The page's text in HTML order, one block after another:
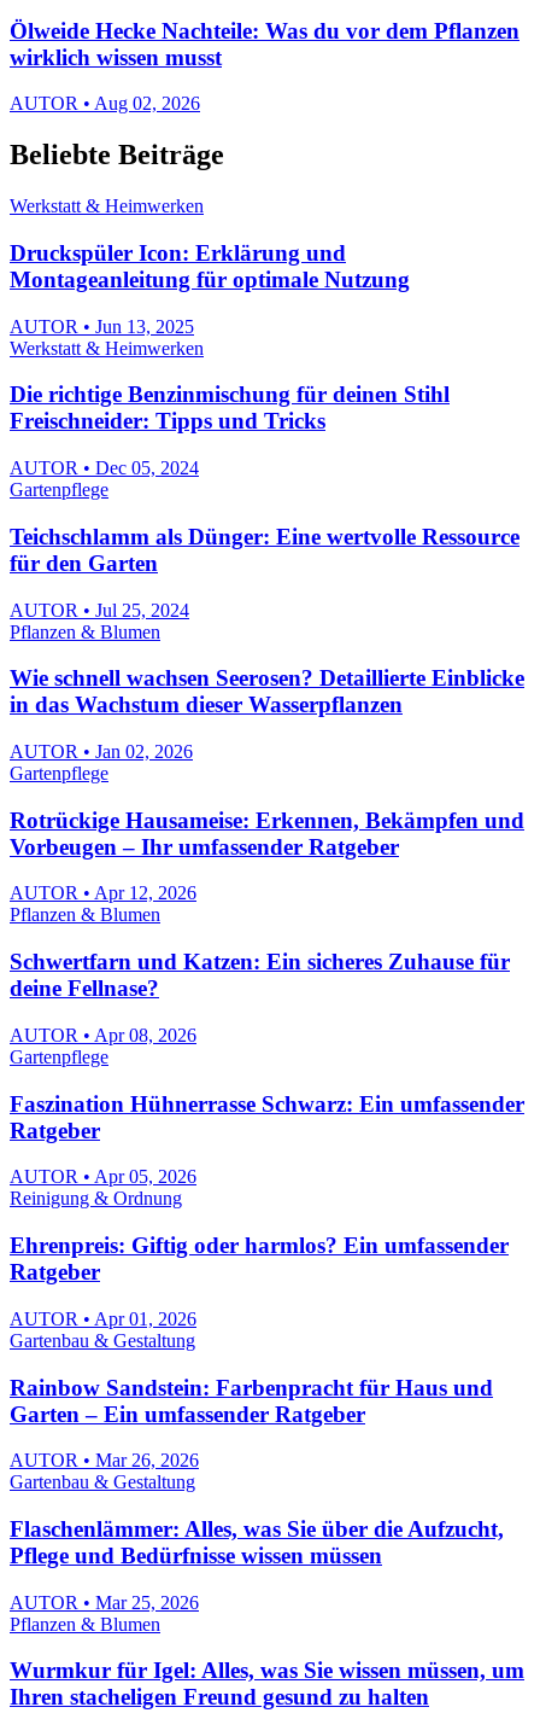
Ölweide Hecke Nachteile: Was du vor dem Pflanzen
wirklich wissen musst
AUTOR • Aug 02, 2026
Beliebte Beiträge
Werkstatt & Heimwerken
Druckspüler Icon: Erklärung und
Montageanleitung für optimale Nutzung
AUTOR • Jun 13, 2025
Werkstatt & Heimwerken
Die richtige Benzinmischung für deinen Stihl
Freischneider: Tipps und Tricks
AUTOR • Dec 05, 2024
Gartenpflege
Teichschlamm als Dünger: Eine wertvolle Ressource
für den Garten
AUTOR • Jul 25, 2024
Pflanzen & Blumen
Wie schnell wachsen Seerosen? Detaillierte Einblicke
in das Wachstum dieser Wasserpflanzen
AUTOR • Jan 02, 2026
Gartenpflege
Rotrückige Hausameise: Erkennen, Bekämpfen und
Vorbeugen – Ihr umfassender Ratgeber
AUTOR • Apr 12, 2026
Pflanzen & Blumen
Schwertfarn und Katzen: Ein sicheres Zuhause für
deine Fellnase?
AUTOR • Apr 08, 2026
Gartenpflege
Faszination Hühnerrasse Schwarz: Ein umfassender
Ratgeber
AUTOR • Apr 05, 2026
Reinigung & Ordnung
Ehrenpreis: Giftig oder harmlos? Ein umfassender
Ratgeber
AUTOR • Apr 01, 2026
Gartenbau & Gestaltung
Rainbow Sandstein: Farbenpracht für Haus und
Garten – Ein umfassender Ratgeber
AUTOR • Mar 26, 2026
Gartenbau & Gestaltung
Flaschenlämmer: Alles, was Sie über die Aufzucht,
Pflege und Bedürfnisse wissen müssen
AUTOR • Mar 25, 2026
Pflanzen & Blumen
Wurmkur für Igel: Alles, was Sie wissen müssen, um
Ihren stacheligen Freund gesund zu halten